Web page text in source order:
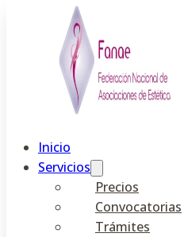
Saltar al contenido principal
Inicio
Servicios
Precios
Convocatorias
Trámites